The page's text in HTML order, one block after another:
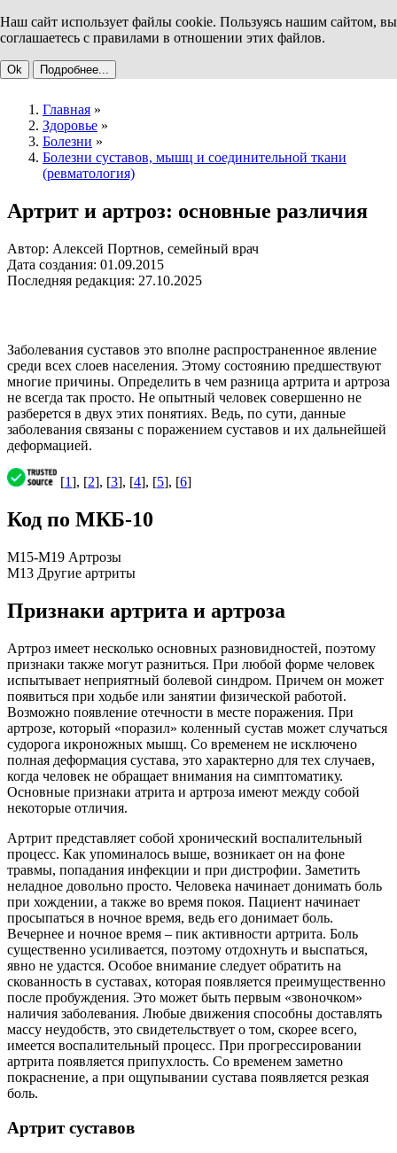
Наш сайт использует файлы cookie. Пользуясь нашим сайтом, вы
соглашаетесь с правилами в отношении этих файлов.
Ok Подробнее...
Главная »
Здоровье »
Болезни »
Болезни суставов, мышц и соединительной ткани
(ревматология)
Артрит и артроз: основные различия
Автор: Алексей Портнов, семейный врач
Дата создания: 01.09.2015
Последняя редакция: 27.10.2025
Заболевания суставов это вполне распространенное явление
среди всех слоев населения. Этому состоянию предшествуют
многие причины. Определить в чем разница артрита и артроза
не всегда так просто. Не опытный человек совершенно не
разберется в двух этих понятиях. Ведь, по сути, данные
заболевания связаны с поражением суставов и их дальнейшей
деформацией.
[1], [2], [3], [4], [5], [6]
Код по МКБ-10
M15-M19 Артрозы
M13 Другие артриты
Признаки артрита и артроза
Артроз имеет несколько основных разновидностей, поэтому
признаки также могут разниться. При любой форме человек
испытывает неприятный болевой синдром. Причем он может
появиться при ходьбе или занятии физической работой.
Возможно появление отечности в месте поражения. При
артрозе, который «поразил» коленный сустав может случаться
судорога икроножных мышц. Со временем не исключено
полная деформация сустава, это характерно для тех случаев,
когда человек не обращает внимания на симптоматику.
Основные признаки атрита и артроза имеют между собой
некоторые отличия.
Артрит представляет собой хронический воспалительный
процесс. Как упоминалось выше, возникает он на фоне
травмы, попадания инфекции и при дистрофии. Заметить
неладное довольно просто. Человека начинает донимать боль
при хождении, а также во время покоя. Пациент начинает
просыпаться в ночное время, ведь его донимает боль.
Вечернее и ночное время – пик активности артрита. Боль
существенно усиливается, поэтому отдохнуть и выспаться,
явно не удастся. Особое внимание следует обратить на
скованность в суставах, которая появляется преимущественно
после пробуждения. Это может быть первым «звоночком»
наличия заболевания. Любые движения способны доставлять
массу неудобств, это свидетельствует о том, скорее всего,
имеется воспалительный процесс. При прогрессировании
артрита появляется припухлость. Со временем заметно
покраснение, а при ощупывании сустава появляется резкая
боль.
Артрит суставов